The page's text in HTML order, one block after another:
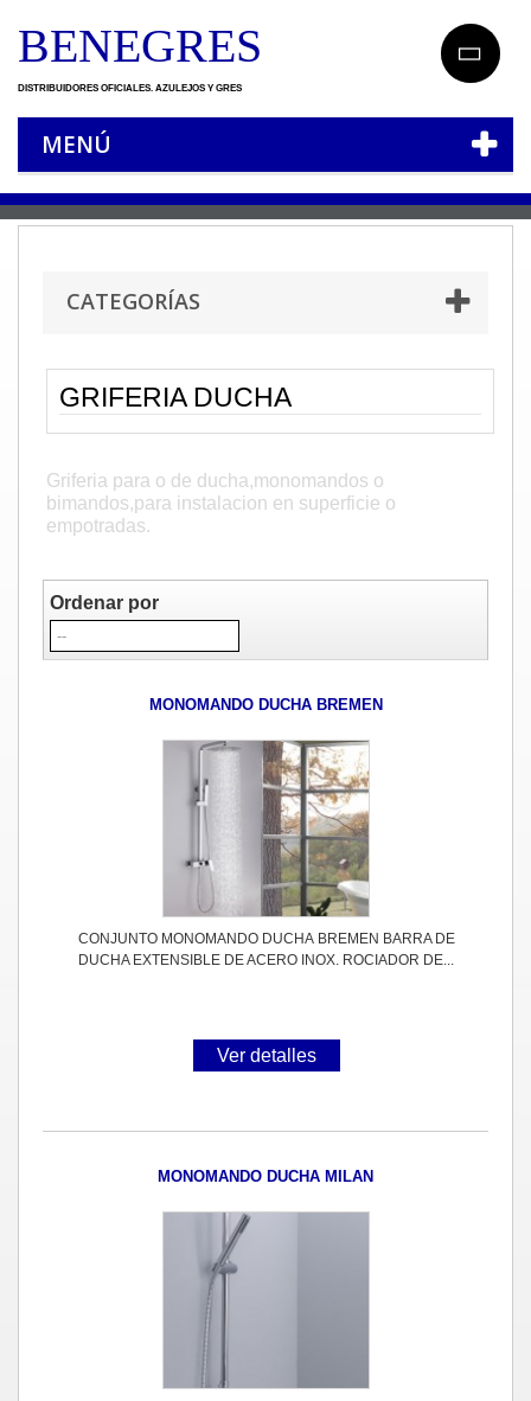
BENEGRES
DISTRIBUIDORES OFICIALES. AZULEJOS Y GRES
MENÚ
CATEGORÍAS
GRIFERIA DUCHA
Griferia para o de ducha,monomandos o
bimandos,para instalacion en superficie o
empotradas.
Ordenar por
MONOMANDO DUCHA BREMEN
CONJUNTO MONOMANDO DUCHA BREMEN BARRA DE
DUCHA EXTENSIBLE DE ACERO INOX. ROCIADOR DE...
Ver detalles
MONOMANDO DUCHA MILAN